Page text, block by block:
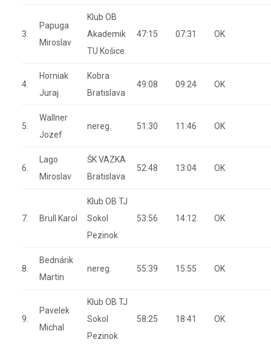
3.
Papuga
Miroslav
Klub OB
Akademik
TU Košice
47:15 07:31 OK
4.
Horniak
Juraj
Kobra
Bratislava
49:08 09:24 OK
5.
Wallner
Jozef
nereg. 51:30 11:46 OK
6.
Lago
Miroslav
ŠK VAZKA
Bratislava
52:48 13:04 OK
7. Brull Karol
Klub OB TJ
Sokol
Pezinok
53:56 14:12 OK
8.
Bednárik
Martin
nereg. 55:39 15:55 OK
9.
Pavelek
Michal
Klub OB TJ
Sokol
Pezinok
58:25 18:41 OK